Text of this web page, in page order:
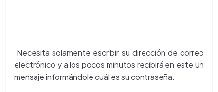
Necesita solamente escribir su dirección de correo
electrónico y a los pocos minutos recibirá en este un
mensaje informándole cuál es su contraseña.